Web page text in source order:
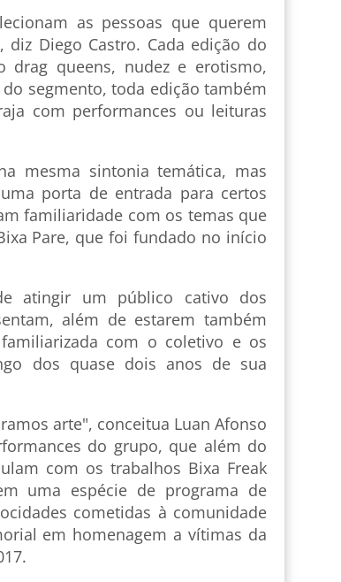
as pessoas que querem
Diego Castro. Cada edição do
queens, nudez e erotismo,
segmento, toda edição também
com performances ou leituras
mesma sintonia temática, mas
porta de entrada para certos
familiaridade com os temas que
Pare, que foi fundado no início
atingir um público cativo dos
além de estarem também
com o coletivo e os
dos quase dois anos de sua
arte", conceitua Luan Afonso
do grupo, que além do
com os trabalhos Bixa Freak
uma espécie de programa de
cometidas à comunidade
em homenagem a vítimas da